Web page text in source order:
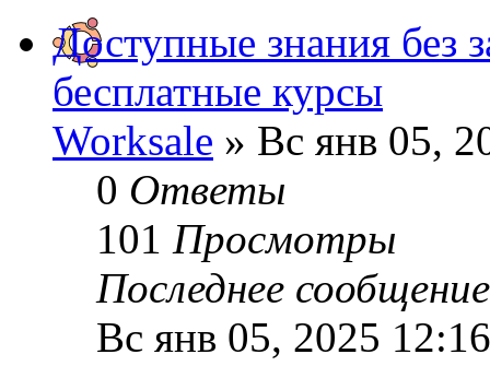
Доступные знания без
бесплатные курсы
Worksale » Вс янв 05,
0 Ответы
101 Просмотры
Последнее
Вс янв 05, 2025